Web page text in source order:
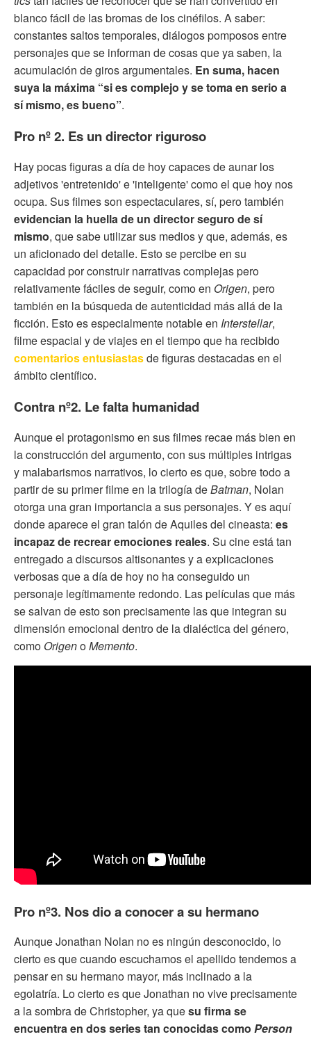
blanco fácil de las bromas de los cinéfilos. A saber:
constantes saltos temporales, diálogos pomposos entre
personajes que se informan de cosas que ya saben, la
acumulación de giros argumentales. En suma, hacen
suya la máxima “si es complejo y se toma en serio a
sí mismo, es bueno”.
Pro nº 2. Es un director riguroso
Hay pocas figuras a día de hoy capaces de aunar los
adjetivos 'entretenido' e 'inteligente' como el que hoy nos
ocupa. Sus filmes son espectaculares, sí, pero también
evidencian la huella de un director seguro de sí
mismo, que sabe utilizar sus medios y que, además, es
un aficionado del detalle. Esto se percibe en su
capacidad por construir narrativas complejas pero
relativamente fáciles de seguir, como en Origen, pero
también en la búsqueda de autenticidad más allá de la
ficción. Esto es especialmente notable en Interstellar,
filme espacial y de viajes en el tiempo que ha recibido
comentarios entusiastasde figuras destacadas en el
ámbito científico.
Contra nº2. Le falta humanidad
Aunque el protagonismo en sus filmes recae más bien en
la construcción del argumento, con sus múltiples intrigas
y malabarismos narrativos, lo cierto es que, sobre todo a
partir de su primer filme en la trilogía deBatman, Nolan
otorga una gran importancia a sus personajes. Y es aquí
donde aparece el gran talón de Aquiles del cineasta: es
incapaz de recrear emociones reales. Su cine está tan
entregado a discursos altisonantes y a explicaciones
verbosas que a día de hoy no ha conseguido un
personaje legítimamente redondo. Las películas que más
se salvan de esto son precisamente las que integran su
dimensión emocional dentro de la dialéctica del género,
como OrigenoMemento.
Pro nº3. Nos dio a conocer a su hermano
Aunque Jonathan Nolan no es ningún desconocido, lo
cierto es que cuando escuchamos el apellido tendemos a
pensar en su hermano mayor, más inclinado a la
egolatría. Lo cierto es que Jonathan no vive precisamente
a la sombra de Christopher, ya quesu firma se
encuentra en dos series tan conocidas como Person